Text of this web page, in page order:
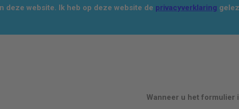
deze website. Ik heb op deze website de privacyverklaring
Wanneer u het formulier